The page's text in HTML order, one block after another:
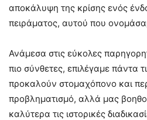
αποκάλυψη της κρίσης ενός
πειράματος, αυτού που
Ανάμεσα στις εύκολες
πιο σύνθετες, επιλέγαμε πάντα
προκαλούν στομαχόπονο και
προβληματισμό, αλλά μας
καλύτερα τις ιστορικές